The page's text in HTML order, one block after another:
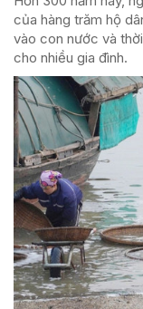
của hàng trăm hộ
vào con nước và
cho nhiều gia đình.